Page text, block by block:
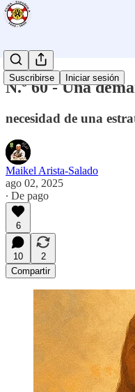
Suscribirse Iniciar sesión
N.º 60 - Una
necesidad de una
Maikel Arista-Salado
ago 02, 2025
∙ De pago
6
10
2
Compartir